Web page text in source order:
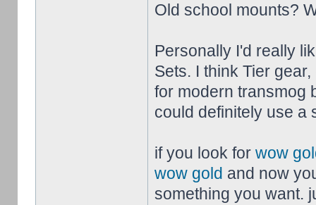
Old school mounts?
Personally I'd really
Sets. I think Tier
for modern transmog
could definitely use a
if you look for wow
wow gold and now
something you want.